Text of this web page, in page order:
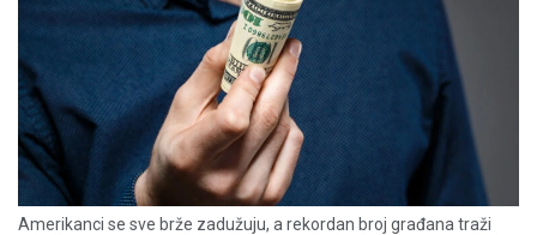
Amerikanci se sve brže zadužuju, a rekordan broj građana traži